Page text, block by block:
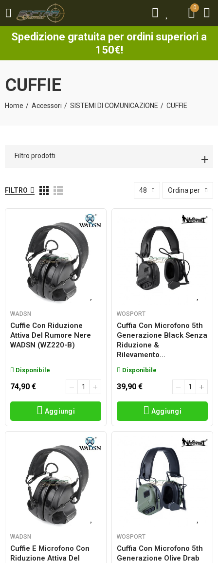
0
Spedizione gratuita per ordini superiori a
150€!
0
CUFFIE
Home Accessori SISTEMI DI COMUNICAZIONE CUFFIE
Filtro prodotti
FILTRO 48 Ordina per
WADSN
Cuffie Con Riduzione
Attiva Del Rumore Nere
WADSN (WZ220-B)
Disponibile
74,90 €
Aggiungi
WOSPORT
Cuffia Con Microfono 5th
Generazione Black Senza
Riduzione &
Rilevamento...
Disponibile
39,90 €
Aggiungi
WADSN
Cuffie E Microfono Con
Riduzione Attiva Del
WOSPORT
Cuffia Con Microfono 5th
Generazione Olive Drab